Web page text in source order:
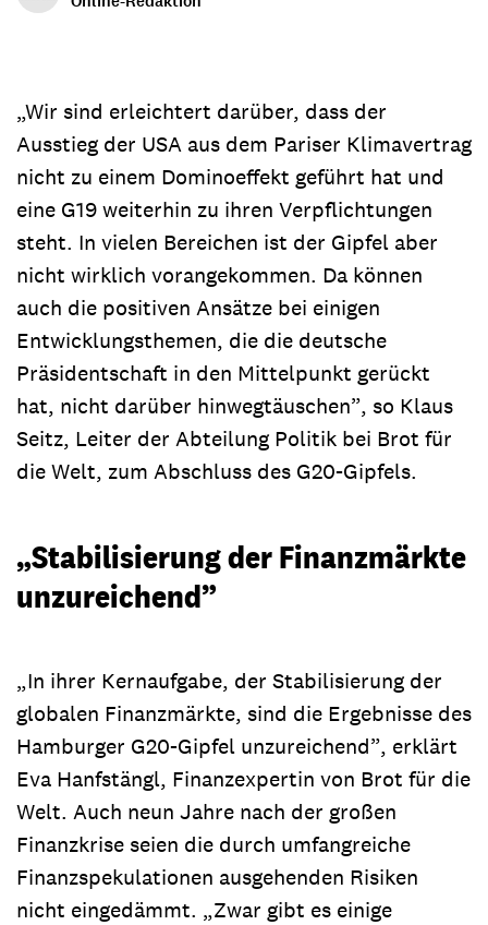
„Wir sind erleichtert darüber, dass der
Ausstieg der USA aus dem Pariser Klimavertrag
nicht zu einem Dominoeffekt geführt hat und
eine G19 weiterhin zu ihren Verpflichtungen
steht. In vielen Bereichen ist der Gipfel aber
nicht wirklich vorangekommen. Da können
auch die positiven Ansätze bei einigen
Entwicklungsthemen, die die deutsche
Präsidentschaft in den Mittelpunkt gerückt
hat, nicht darüber hinwegtäuschen”, so Klaus
Seitz, Leiter der Abteilung Politik bei Brot für
die Welt, zum Abschluss des G20-Gipfels.
„Stabilisierung der Finanzmärkte
unzureichend”
„In ihrer Kernaufgabe, der Stabilisierung der
globalen Finanzmärkte, sind die Ergebnisse des
Hamburger G20-Gipfel unzureichend”, erklärt
Eva Hanfstängl, Finanzexpertin von Brot für die
Welt. Auch neun Jahre nach der großen
Finanzkrise seien die durch umfangreiche
Finanzspekulationen ausgehenden Risiken
nicht eingedämmt. „Zwar gibt es einige